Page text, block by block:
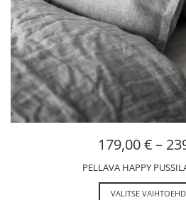
179,00€–
PELLAVA HAPPY
VALITSE